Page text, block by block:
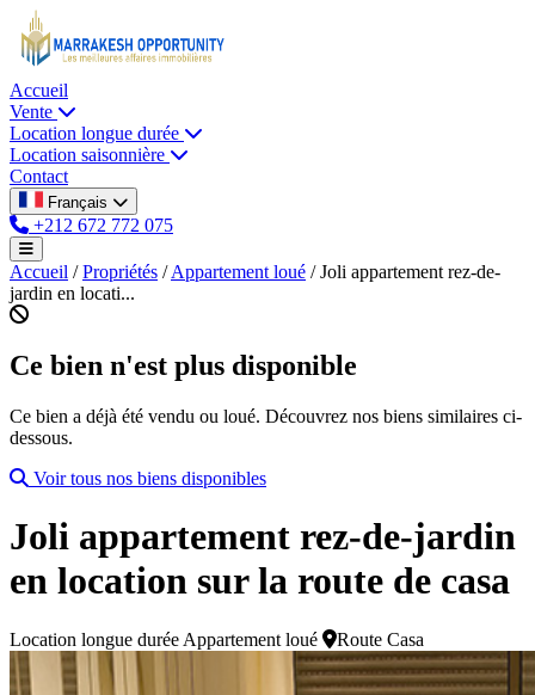
Accueil
Vente
Location longue durée
Location saisonnière
Contact
Français
+212 672 772 075
Accueil / Propriétés / Appartement loué / Joli appartement rez-de-
jardin en locati...
Ce bien n'est plus disponible
Ce bien a déjà été vendu ou loué. Découvrez nos biens similaires ci-
dessous.
Voir tous nos biens disponibles
Joli appartement rez-de-jardin
en location sur la route de casa
Location longue durée Appartement loué Route Casa